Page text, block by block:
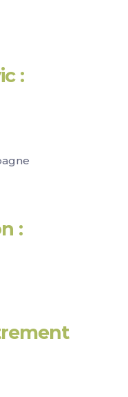
:
: